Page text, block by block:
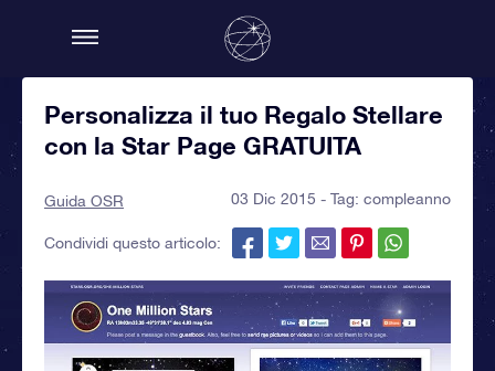
Personalizza il tuo Regalo Stellare
con la Star Page GRATUITA
Guida OSR 03 Dic 2015 - Tag: compleanno
Condividi questo articolo: